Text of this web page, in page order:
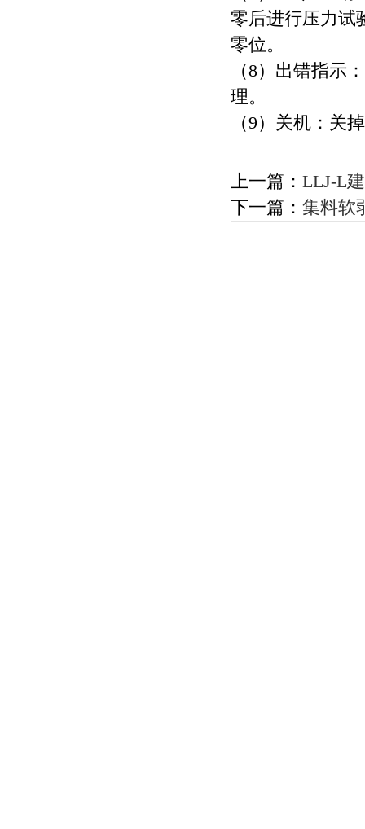
零后进行压力试
零位。
（8）出错指示
理。
（9）关机：关
上一篇： LLJ-L
下一篇： 集料软